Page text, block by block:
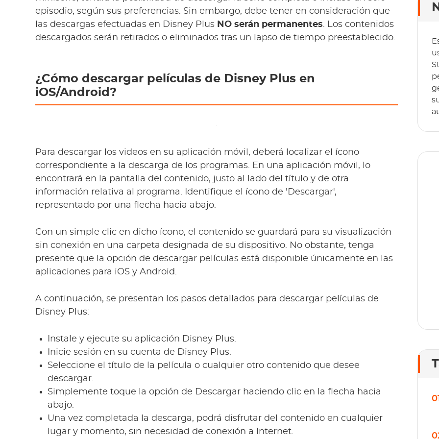
episodio, según sus preferencias. Sin embargo, debe tener en consideración que
las descargas efectuadas en Disney Plus NO serán permanentes. Los contenidos
descargados serán retirados o eliminados tras un lapso de tiempo preestablecido.
¿Cómo descargar películas de Disney Plus en
iOS/Android?
Para descargar los videos en su aplicación móvil, deberá localizar el ícono
correspondiente a la descarga de los programas. En una aplicación móvil, lo
encontrará en la pantalla del contenido, justo al lado del título y de otra
información relativa al programa. Identifique el ícono de 'Descargar',
representado por una flecha hacia abajo.
Con un simple clic en dicho ícono, el contenido se guardará para su visualización
sin conexión en una carpeta designada de su dispositivo. No obstante, tenga
presente que la opción de descargar películas está disponible únicamente en las
aplicaciones para iOS y Android.
A continuación, se presentan los pasos detallados para descargar películas de
Disney Plus:
Instale y ejecute su aplicación Disney Plus.
Inicie sesión en su cuenta de Disney Plus.
Seleccione el título de la película o cualquier otro contenido que desee
descargar.
Simplemente toque la opción de Descargar haciendo clic en la flecha hacia
abajo.
Una vez completada la descarga, podrá disfrutar del contenido en cualquier
lugar y momento, sin necesidad de conexión a Internet.